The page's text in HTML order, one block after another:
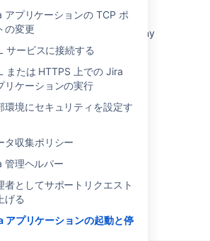
アプリケーションの TCP ポ
の変更
サービスに接続する
または HTTPS 上での Jira
リケーションの実行
環境にセキュリティを設定す
タ収集ポリシー
管理ヘルパー
者としてサポートリクエスト
げる
アプリケーションの起動と停
化されると Jira が起動に失敗するよ
アプリを無効化するために使用で
ます
は、Jira アプリケーションの OBR
ドルを無効化し、Jira Software
リを停止するためなどに使用でき
addons は、無効化するア
オンのコロン区切りリスト (アプリ
の唯一の禁止文字列であるコロン
択されています) を取得します。
らはシステム アプリである
ります
機能は Jira Data Center では動作
は、Jira の起動に致命的な影響を
ていると考えられ、いずれかが無
アプリを無効化するために使用で
す
は、Jira アプリケーションの OBR
ドルを無効化し、Jira Software
in Jira?
not load, not accessible by any
gets blank
JAVA API for Version 7 and
in
error